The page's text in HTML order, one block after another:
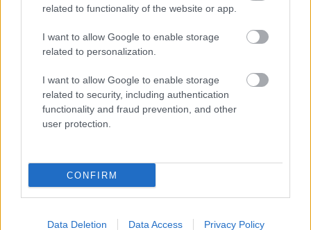
related to functionality of the website or app.
I want to allow Google to enable storage
related to personalization.
I want to allow Google to enable storage
related to security, including authentication
functionality and fraud prevention, and other
user protection.
CONFIRM
Data Deletion Data Access Privacy Policy